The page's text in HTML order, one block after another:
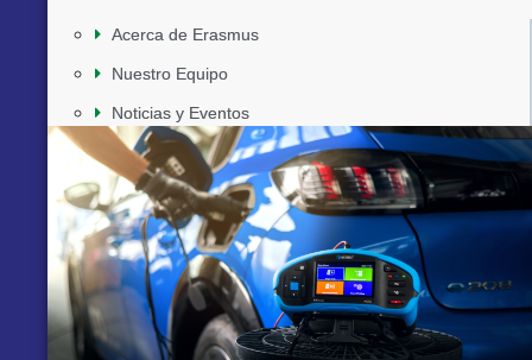
Acerca de Erasmus
Nuestro Equipo
Noticias y Eventos